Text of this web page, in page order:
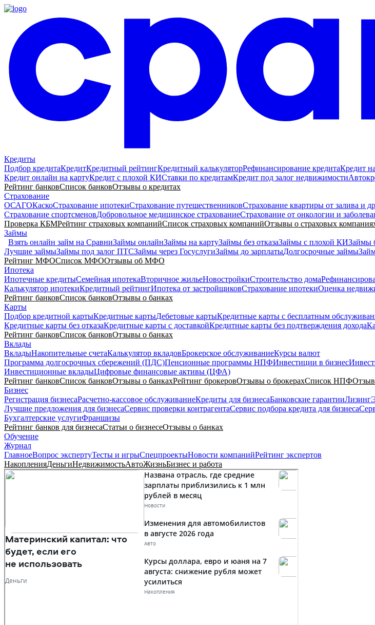
Кредиты
Подбор кредитаКредитКредитный рейтингКредитный калькуляторРефинансирование кредитаКредит
Кредит онлайн на картуКредит с плохой КИСтавки по кредитамКредит под залог недвижимости
Рейтинг банковСписок банковОтзывы о кредитах
Страхование
ОСАГОКаскоСтрахование ипотекиСтрахование путешественниковСтрахование квартиры от залива и
Страхование спортсменовДобровольное медицинское страхованиеСтрахование от онкологии и
Проверка КБМРейтинг страховых компанийСписок страховых компанийОтзывы о страховых
Займы
Взять онлайн займ на СравниЗаймы онлайнЗаймы на картуЗаймы без отказаЗаймы с плохой КИЗаймы
Лучшие займыЗаймы под залог ПТСЗаймы через ГосуслугиЗаймы до зарплатыДолгосрочные займы
Рейтинг МФОСписок МФООтзывы об МФО
Ипотека
Ипотечные кредитыСемейная ипотекаВторичное жильеНовостройкиСтроительство дома
Калькулятор ипотекиКредитный рейтингИпотека от застройщиковСтрахование ипотекиОценка
Рейтинг банковСписок банковОтзывы о банках
Карты
Подбор кредитной картыКредитные картыДебетовые картыКредитные карты с бесплатным
Кредитные карты без отказаКредитные карты с доставкойКредитные карты без подтверждения дохода
Рейтинг банковСписок банковОтзывы о банках
Вклады
ВкладыНакопительные счетаКалькулятор вкладовБрокерское обслуживаниеКурсы валют
Программа долгосрочных сбережений (ПДС)Пенсионные программы НПФИнвестиции в бизнес
Инвестиционные вкладыЦифровые финансовые активы (ЦФА)
Рейтинг банковСписок банковОтзывы о банкахРейтинг брокеровОтзывы о брокерахСписок НПФ
Бизнес
Регистрация бизнесаРасчетно-кассовое обслуживаниеКредиты для бизнесаБанковские гарантииЛизинг
Лучшие предложения для бизнесаСервис проверки контрагентаСервис подбора кредита для бизнеса
Бухгалтерские услугиФраншизы
Рейтинг банков для бизнесаСтатьи о бизнесеОтзывы о банках
Обучение
Журнал
ГлавноеВопрос экспертуТесты и игрыСпецпроектыНовости компанийРейтинг экспертов
НакопленияДеньгиНедвижимостьАвтоЖизньБизнес и работа